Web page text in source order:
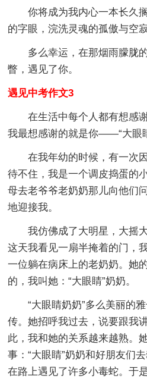
你将成为我内心一本长久
的字眼，浣洗灵魂的孤傲与空寂
多么幸运，在那烟雨朦胧
瞥，遇见了你。
遇见中考作文3
在生活中每个人都有想感
我最想感谢的就是你——“大眼
在我年幼的时候，有一次
待不住，我是一个调皮捣蛋的
母去老爷爷老奶奶那儿向他们
地迎接我。
我仿佛成了大明星，大摇
这天我看见一扇半掩着的门，
一位躺在病床上的老奶奶。她
的，我叫她：“大眼睛”奶奶。
“大眼睛奶奶”多么美丽的
传。她招呼我过去，说要跟我
此，我和她的关系越来越熟。
事：“大眼睛”奶奶和好朋友们
在路上遇见了许多小毒蛇。于